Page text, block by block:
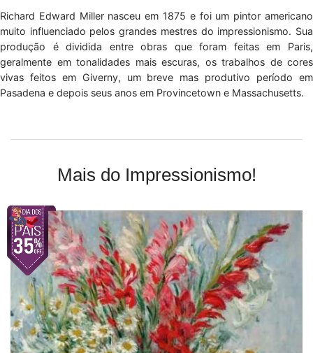
Richard Edward Miller nasceu em 1875 e foi um pintor americano
muito influenciado pelos grandes mestres do impressionismo. Sua
produção é dividida entre obras que foram feitas em Paris,
geralmente em tonalidades mais escuras, os trabalhos de cores
vivas feitos em Giverny, um breve mas produtivo período em
Pasadena e depois seus anos em Provincetown e Massachusetts.
Mais do Impressionismo!